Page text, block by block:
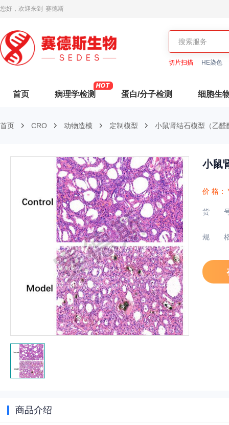
您好，欢迎来到 赛德斯
切片扫描 HE染色
首页 病理学检测 蛋白/分子检测 细胞生
首页 CRO 动物造模 定制模型 小鼠肾结石模型（乙醛
小鼠
价 格：
货
规
商品介绍